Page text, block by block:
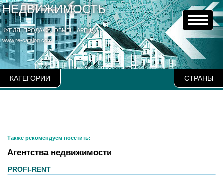
НЕДВИЖИМОСТЬ
КУПЛЯ, ПРОДАЖА, ОБМЕН, АРЕНДА
www.re-catalog.com
КАТЕГОРИИ СТРАНЫ
Также рекомендуем посетить:
Агентства недвижимости
PROFI-RENT